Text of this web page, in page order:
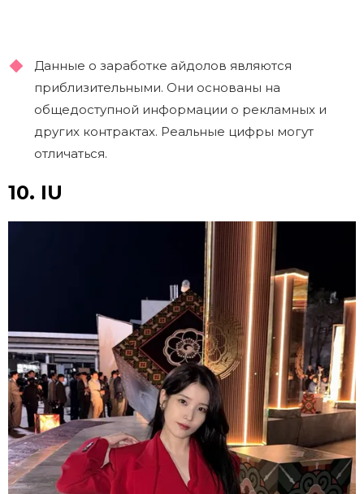
Данные о заработке айдолов являются
приблизительными. Они основаны на
общедоступной информации о рекламных и
других контрактах. Реальные цифры могут
отличаться.
10. IU